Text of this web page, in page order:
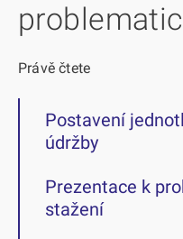
Právě čtete
Postavení
údržby
Prezentace k
stažení